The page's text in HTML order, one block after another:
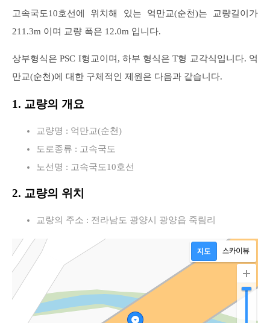
고속국도10호선에 위치해 있는 억만교(순천)는 교량길이가
211.3m 이며 교량 폭은 12.0m 입니다.
상부형식은 PSC I형교이며, 하부 형식은 T형 교각식입니다. 억
만교(순천)에 대한 구체적인 제원은 다음과 같습니다.
1. 교량의 개요
교량명 : 억만교(순천)
도로종류 : 고속국도
노선명 : 고속국도10호선
2. 교량의 위치
교량의 주소 : 전라남도 광양시 광양읍 죽림리